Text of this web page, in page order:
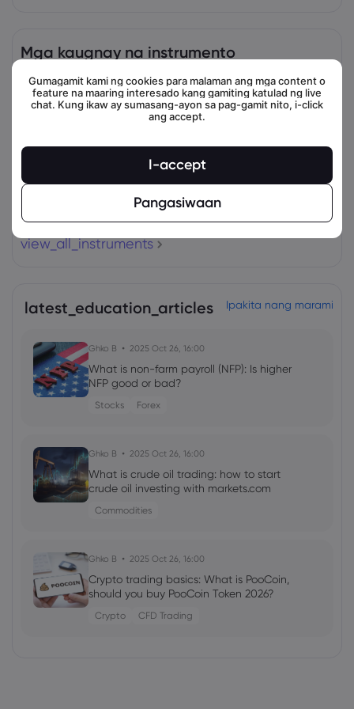
Mga kaugnay na instrumento
Asset Magbenta Bumili Change (%)
view_all_instruments
latest_education_articles Ipakita nang marami
Ghko B 2025 Oct 26, 16:00
What is non-farm payroll (NFP): Is higher
NFP good or bad?
Stocks Forex
Ghko B 2025 Oct 26, 16:00
What is crude oil trading: how to start
crude oil investing with markets.com
Commodities
Ghko B 2025 Oct 26, 16:00
Crypto trading basics: What is PooCoin,
should you buy PooCoin Token 2026?
Crypto CFD Trading
Gumagamit kami ng cookies para malaman ang mga content o
feature na maaring interesado kang gamiting katulad ng live
chat. Kung ikaw ay sumasang-ayon sa pag-gamit nito, i-click
ang accept.
I-accept
Pangasiwaan